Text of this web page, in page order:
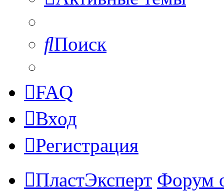
Поиск
FAQ
Вход
Регистрация
ПластЭксперт Форум